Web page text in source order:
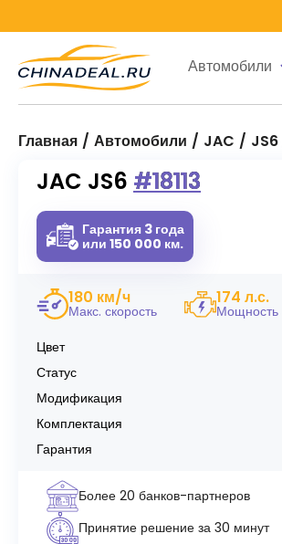
Автомобили
Главная Автомобили JAC JS6
JAC JS6 #18113
Гарантия 3 года
или 150 000 км.
180 км/ч
Макс. скорость
174 л.с.
Мощность
Цвет
Статус
Модификация
Комплектация
Гарантия
Более 20 банков-партнеров
Принятие решение за 30 минут